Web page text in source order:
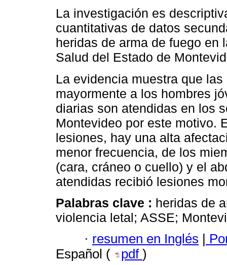
La investigación es
cuantitativas de datos
heridas de arma de fuego en
Salud del Estado de
La evidencia muestra que
mayormente a los hombres
diarias son atendidas en los
Montevideo por este motivo.
lesiones, hay una alta
menor frecuencia, de los
(cara, cráneo o cuello) y el
atendidas recibió lesiones
Palabras clave : heridas de
violencia letal; ASSE;
· resumen en Inglés
Español (
pdf )